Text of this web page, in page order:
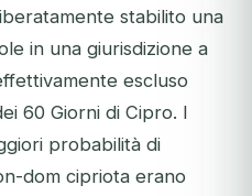
stabilito una
in una giurisdizione a
escluso
60 Giorni di Cipro. I
probabilità di
dom cipriota erano